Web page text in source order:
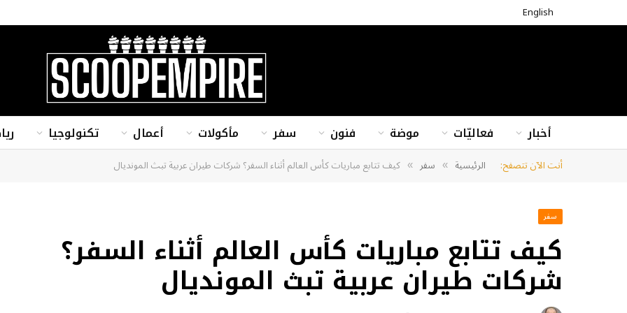
English
أخبار فعاليّات موضة فنون سفر مأكولات أعمال تكنولوجيا
أنت الآن تتصفح: الرئيسية » سفر » كيف تتابع مباريات كأس العالم أثناء السفر؟ شركات طيران عربية تبث المونديال
سفر
كيف تتابع مباريات كأس العالم أثناء السفر؟
شركات طيران عربية تبث المونديال